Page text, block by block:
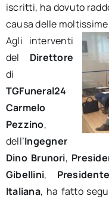
iscritti, ha dovuto
causa delle
Agli interventi
del Direttore
di
TGFuneral24
Carmelo
Pezzino,
dell’Ingegner
Dino Brunori,
Gibellini, Presidente
Italiana, ha fatto